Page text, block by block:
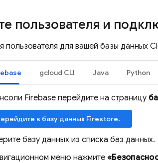
пользователя и
пользователя для вашей базы данных
gcloud CLI Java Python
Firebase перейдите на страницу
в базу данных Firestore.
базу данных из списка баз данных.
меню нажмите